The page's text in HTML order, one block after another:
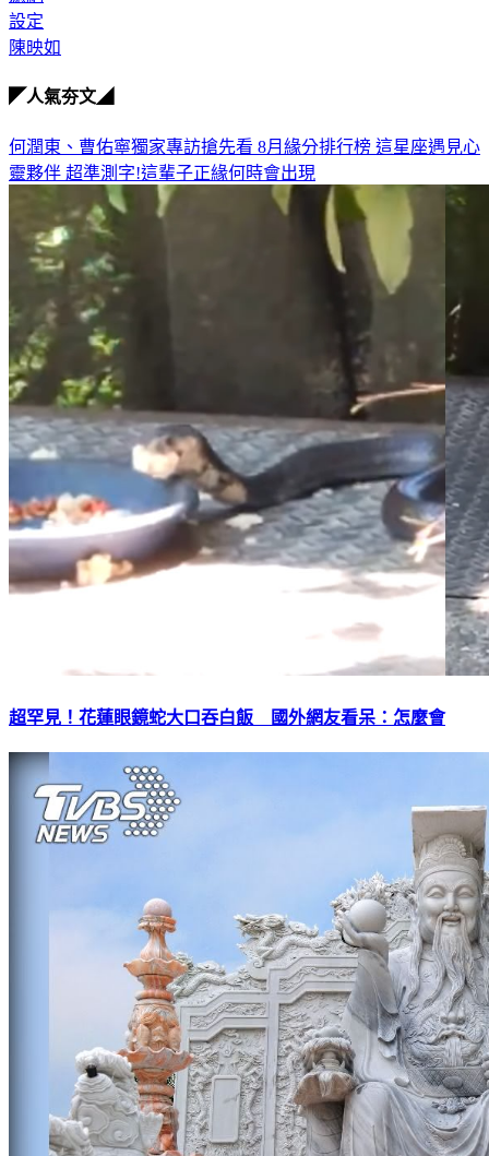
設定
陳映如
◤人氣夯文◢
何潤東、曹佑寧獨家專訪搶先看 8月緣分排行榜 這星座遇見心
靈夥伴 超準測字!這輩子正緣何時會出現
超罕見！花蓮眼鏡蛇大口吞白飯 國外網友看呆：怎麼會